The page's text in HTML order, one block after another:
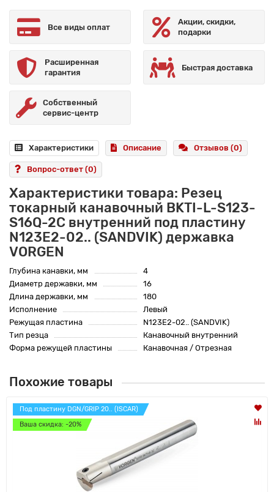
Все виды оплат
Акции, скидки,
подарки
Расширенная
гарантия
Быстрая доставка
Собственный
сервис-центр
Характеристики Описание Отзывов (0)
Вопрос-ответ (0)
Характеристики товара: Резец
токарный канавочный BKTI-L-S123-
S16Q-2C внутренний под пластину
N123E2-02.. (SANDVIK) державка
VORGEN
Глубина канавки, мм
4
Диаметр державки, мм
16
Длина державки, мм
180
Исполнение
Левый
Режущая пластина
N123E2-02.. (SANDVIK)
Тип резца
Канавочный внутренний
Форма режущей пластины
Канавочная / Отрезная
Похожие товары
Под пластину DGN/GRIP 20.. (ISCAR)
Ваша скидка: -20%